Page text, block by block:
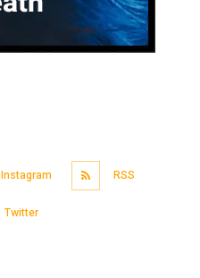
Instagram RSS
Twitter